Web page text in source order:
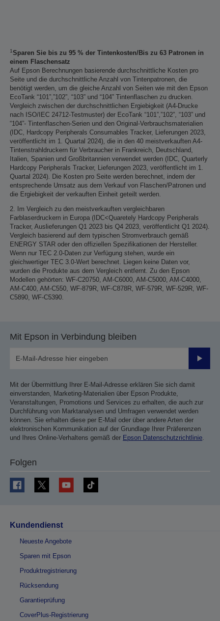
1Sparen Sie bis zu 95 % der Tintenkosten/Bis zu 63 Patronen in
einem Flaschensatz
Auf Epson Berechnungen basierende durchschnittliche Kosten pro
Seite und die durchschnittliche Anzahl von Tintenpatronen, die
benötigt werden, um die gleiche Anzahl von Seiten wie mit den Epson
EcoTank “101”,”102”, “103” und “104” Tintenflaschen zu drucken.
Vergleich zwischen der durchschnittlichen Ergiebigkeit (A4-Drucke
nach ISO/IEC 24712-Testmuster) der EcoTank “101”,”102”, “103” und
“104”- Tintenflaschen-Serien und den Original-Verbrauchsmaterialien
(IDC, Hardcopy Peripherals Consumables Tracker, Lieferungen 2023,
veröffentlicht im 1. Quartal 2024), die in den 40 meistverkauften A4-
Tintenstrahldruckern für Verbraucher in Frankreich, Deutschland,
Italien, Spanien und Großbritannien verwendet werden (IDC, Quarterly
Hardcopy Peripherals Tracker, Lieferungen 2023, veröffentlicht im 1.
Quartal 2024). Die Kosten pro Seite werden berechnet, indem der
entsprechende Umsatz aus dem Verkauf von Flaschen/Patronen und
die Ergiebigkeit der verkauften Einheit geteilt werden.
2. Im Vergleich zu den meistverkauften vergleichbaren
Farblaserdruckern in Europa (IDC<Quaretely Hardcopy Peripherals
Tracker, Auslieferungen Q1 2023 bis Q4 2023, veröffentlicht Q1 2024).
Vergleich basierend auf dem typischen Stromverbrauch gemäß
ENERGY STAR oder den offiziellen Spezifikationen der Hersteller.
Wenn nur TEC 2.0-Daten zur Verfügung stehen, wurde ein
gleichwertiger TEC 3.0-Wert berechnet. Liegen keine Daten vor,
wurden die Produkte aus dem Vergleich entfernt. Zu den Epson
Modellen gehörten: WF-C20750, AM-C6000, AM-C5000, AM-C4000,
AM-C400, AM-C550, WF-879R, WF-C878R, WF-579R, WF-529R, WF-
C5890, WF-C5390.
Mit Epson in Verbindung bleiben
Mit der Übermittlung Ihrer E-Mail-Adresse erklären Sie sich damit
einverstanden, Marketing-Materialien über Epson Produkte,
Veranstaltungen, Promotions und Services zu erhalten, die auch zur
Durchführung von Marktanalysen und Umfragen verwendet werden
können. Sie erhalten diese per E-Mail oder über andere Arten der
elektronischen Kommunikation auf der Grundlage Ihrer Präferenzen
und Ihres Online-Verhaltens gemäß der Epson Datenschutzrichtlinie.
Folgen
Kundendienst
Neueste Angebote
Sparen mit Epson
Produktregistrierung
Rücksendung
Garantieprüfung
CoverPlus-Registrierung